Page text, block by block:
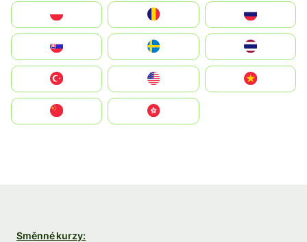
United States
中國香港特別行政區
Směnné kurzy: